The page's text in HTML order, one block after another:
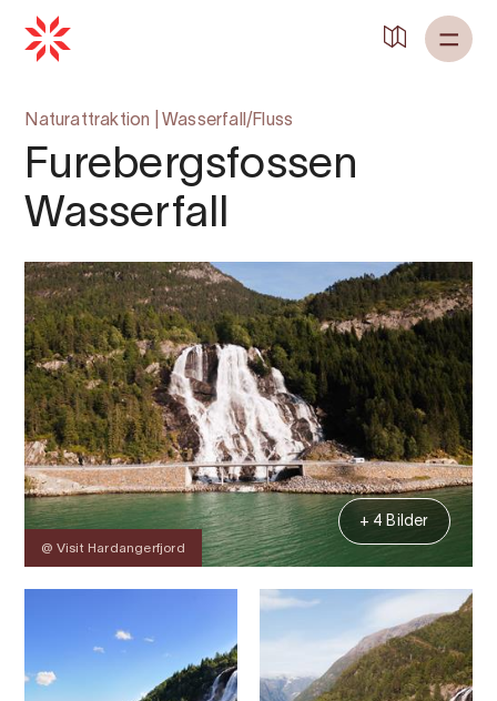
Naturattraktion Wasserfall/Fluss
Furebergsfossen
Wasserfall
@ Visit Hardangerfjord
+ 4 Bilder